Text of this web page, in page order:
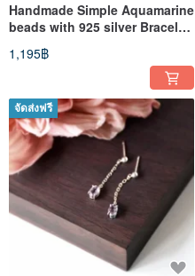
Handmade Simple Aquamarine
beads with 925 silver Bracelet,
Birth stone for March
1,195฿
จัดส่งฟรี